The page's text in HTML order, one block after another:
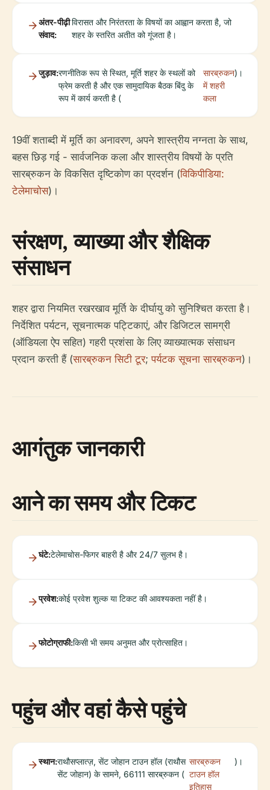
अंतर-पीढ़ी
संवाद:
विरासत और निरंतरता के विषयों का आह्वान करता है, जो
शहर के स्तरित अतीत को गूंजता है।
जुड़ाव:रणनीतिक रूप से स्थित, मूर्ति शहर के स्थलों को
फ्रेम करती है और एक सामुदायिक बैठक बिंदु के
रूप में कार्य करती है (
सारब्रुकन
में शहरी
कला
)।
19वीं शताब्दी में मूर्ति का अनावरण, अपने शास्त्रीय नग्नता के साथ,
बहस छिड़ गई - सार्वजनिक कला और शास्त्रीय विषयों के प्रति
सारब्रुकन के विकसित दृष्टिकोण का प्रदर्शन (विकिपीडिया:
टेलेमाचोस)।
संरक्षण, व्याख्या और शैक्षिक
संसाधन
शहर द्वारा नियमित रखरखाव मूर्ति के दीर्घायु को सुनिश्चित करता है।
निर्देशित पर्यटन, सूचनात्मक पट्टिकाएं, और डिजिटल सामग्री
(ऑडियला ऐप सहित) गहरी प्रशंसा के लिए व्याख्यात्मक संसाधन
प्रदान करती हैं (सारब्रुकन सिटी टूर;पर्यटक सूचना सारब्रुकन)।
आगंतुक जानकारी
आने का समय और टिकट
घंटे:टेलेमाचोस-फिगर बाहरी है और 24/7 सुलभ है।
प्रवेश:कोई प्रवेश शुल्क या टिकट की आवश्यकता नहीं है।
फोटोग्राफी:किसी भी समय अनुमत और प्रोत्साहित।
पहुंच और वहां कैसे पहुंचे
स्थान:राथौसप्लात्ज़, सेंट जोहान टाउन हॉल (राथौस
सेंट जोहान) के सामने, 66111 सारब्रुकन (
सारब्रुकन
टाउन हॉल
इतिहास
)।